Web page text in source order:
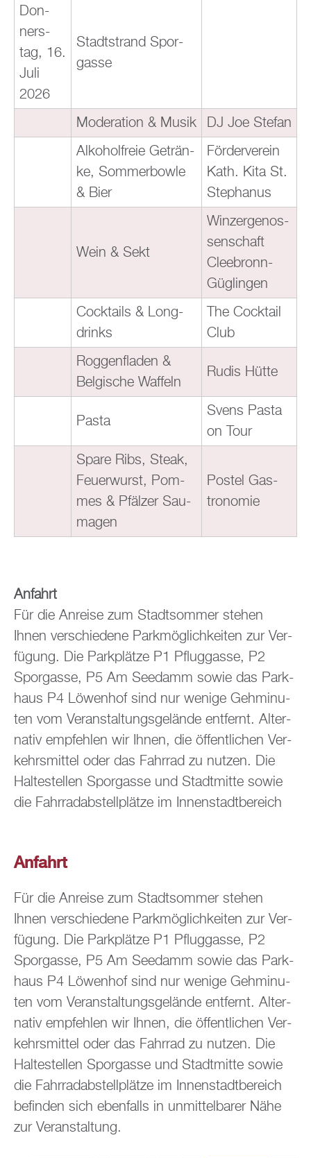
Don­
ners­
tag, 16.
Juli
2026
Stadt­strand Spor­
gas­se
Mo­dera­ti­on & Musik DJ Joe Ste­fan
Al­ko­hol­freie Ge­trän­
ke, Som­mer­bow­le
& Bier
För­der­ver­ein
Kath. Kita St.
Ste­pha­nus
Wein & Sekt
Win­zer­ge­nos­
sen­schaft
Clee­bronn-
Güg­lin­gen
Cock­tails & Long­
drinks
The Cock­tail
Club
Rog­gen­fla­den &
Bel­gi­sche Waf­feln
Rudis Hütte
Pasta
Svens Pasta
on Tour
Spare Ribs, Steak,
Feu­er­wurst, Pom­
mes & Pfäl­zer Sau­
ma­gen
Pos­tel Gas­
tro­no­mie
An­fahrt
Für die An­rei­se zum Stadt­som­mer ste­hen
Ihnen ver­schie­de­ne Park­mög­lich­kei­ten zur Ver­
fü­gung. Die Park­plät­ze P1 Pflug­gas­se, P2
Spor­gas­se, P5 Am See­damm sowie das Park­
haus P4 Lö­wen­hof sind nur we­ni­ge Geh­mi­nu­
ten vom Ver­an­stal­tungs­ge­län­de ent­fernt. Al­ter­
na­tiv emp­feh­len wir Ihnen, die öf­fent­li­chen Ver­
kehrs­mit­tel oder das Fahr­rad zu nut­zen. Die
Hal­te­stel­len Spor­gas­se und Stadt­mit­te sowie
die Fahr­rad­ab­stell­plät­ze im In­nen­stadt­be­reich
An­fahrt
Für die An­rei­se zum Stadt­som­mer ste­hen
Ihnen ver­schie­de­ne Park­mög­lich­kei­ten zur Ver­
fü­gung. Die Park­plät­ze P1 Pflug­gas­se, P2
Spor­gas­se, P5 Am See­damm sowie das Park­
haus P4 Lö­wen­hof sind nur we­ni­ge Geh­mi­nu­
ten vom Ver­an­stal­tungs­ge­län­de ent­fernt. Al­ter­
na­tiv emp­feh­len wir Ihnen, die öf­fent­li­chen Ver­
kehrs­mit­tel oder das Fahr­rad zu nut­zen. Die
Hal­te­stel­len Spor­gas­se und Stadt­mit­te sowie
die Fahr­rad­ab­stell­plät­ze im In­nen­stadt­be­reich
be­fin­den sich eben­falls in un­mit­tel­ba­rer Nähe
zur Ver­an­stal­tung.